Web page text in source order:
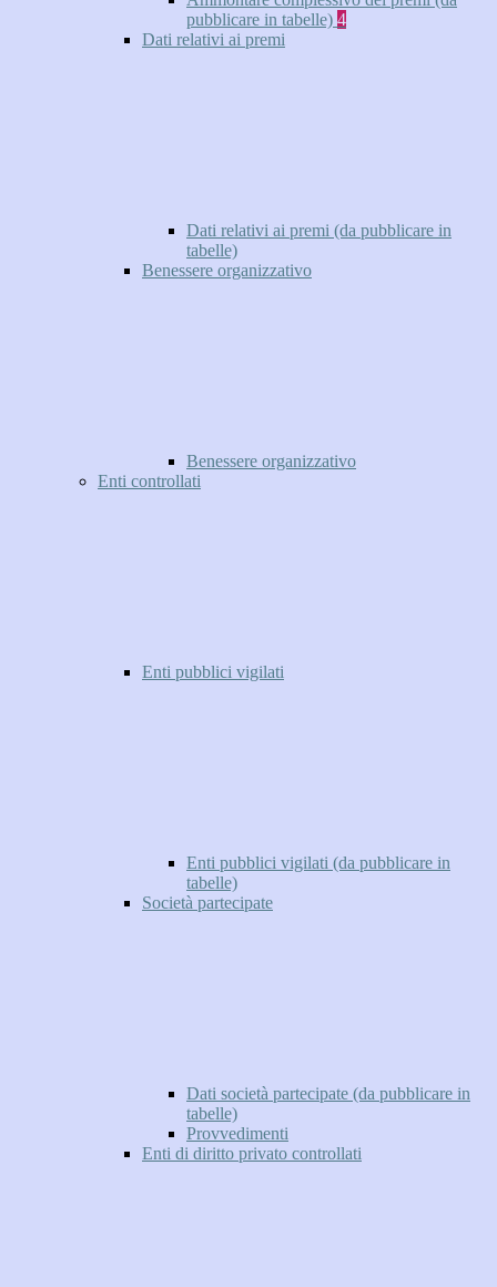
pubblicare in tabelle) 4
Dati relativi ai premi
Dati relativi ai premi (da pubblicare in
tabelle)
Benessere organizzativo
Benessere organizzativo
Enti controllati
Enti pubblici vigilati
Enti pubblici vigilati (da pubblicare in
tabelle)
Società partecipate
Dati società partecipate (da pubblicare in
tabelle)
Provvedimenti
Enti di diritto privato controllati